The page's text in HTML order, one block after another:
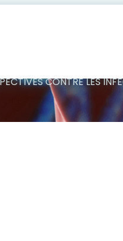
CONTRE LES